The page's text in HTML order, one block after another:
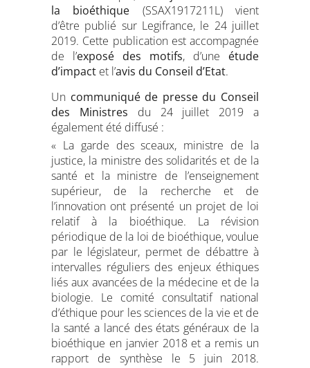
la bioéthique (SSAX1917211L) vient
d’être publié sur Legifrance, le 24 juillet
2019. Cette publication est accompagnée
de l’exposé des motifs, d’une étude
d’impact et l’avis du Conseil d’Etat.
Un communiqué de presse du Conseil
des Ministres du 24 juillet 2019 a
également été diffusé :
« La garde des sceaux, ministre de la
justice, la ministre des solidarités et de la
santé et la ministre de l’enseignement
supérieur, de la recherche et de
l’innovation ont présenté un projet de loi
relatif à la bioéthique. La révision
périodique de la loi de bioéthique, voulue
par le législateur, permet de débattre à
intervalles réguliers des enjeux éthiques
liés aux avancées de la médecine et de la
biologie. Le comité consultatif national
d’éthique pour les sciences de la vie et de
la santé a lancé des états généraux de la
bioéthique en janvier 2018 et a remis un
rapport de synthèse le 5 juin 2018.